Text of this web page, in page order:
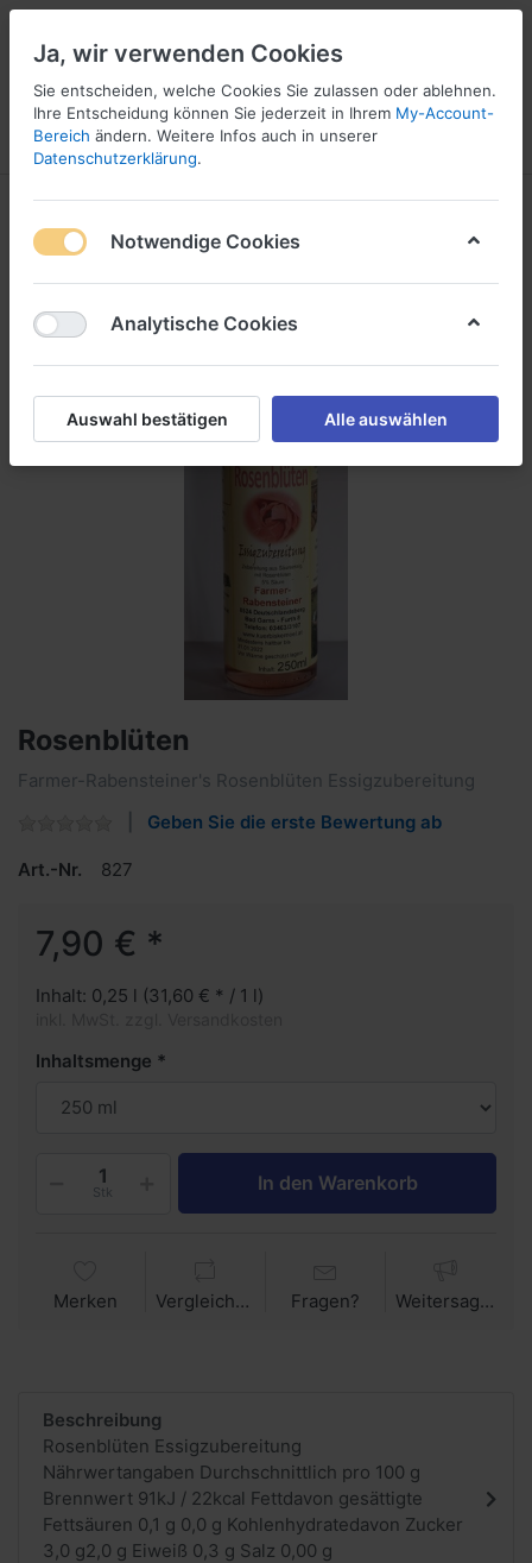
Menü Anmelden Vergleichen Wunschliste
Rosenblüten
Farmer-Rabensteiner's Rosenblüten Essigzubereitung
Geben Sie die erste Bewertung ab
Art.-Nr. 827
7,90 € *
Inhalt: 0,25 l (31,60 € * / 1 l)
Inhaltsmenge
Stk In den Warenkorb
Merken Vergleichen Fragen? Weitersagen
Beschreibung
Rosenblüten Essigzubereitung
Nährwertangaben Durchschnittlich pro 100 g
Brennwert 91kJ / 22kcal Fettdavon gesättigte
Fettsäuren 0,1 g 0,0 g Kohlenhydratedavon Zucker
3,0 g2,0 g Eiweiß 0,3 g Salz 0,00 g
Ja, wir verwenden Cookies
Sie entscheiden, welche Cookies Sie zulassen oder ablehnen.
Ihre Entscheidung können Sie jederzeit in Ihrem My-Account-
Bereich ändern. Weitere Infos auch in unserer
Datenschutzerklärung.
Notwendige Cookies
Analytische Cookies
Auswahl bestätigen Alle auswählen